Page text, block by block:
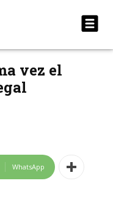
vez el
WhatsApp